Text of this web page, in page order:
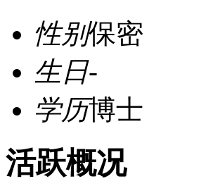
性别保密
生日-
学历博士
活跃概况